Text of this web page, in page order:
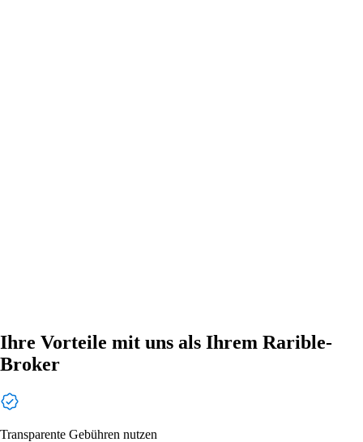
Ihre Vorteile mit uns als Ihrem Rarible-
Broker
Transparente Gebühren nutzen